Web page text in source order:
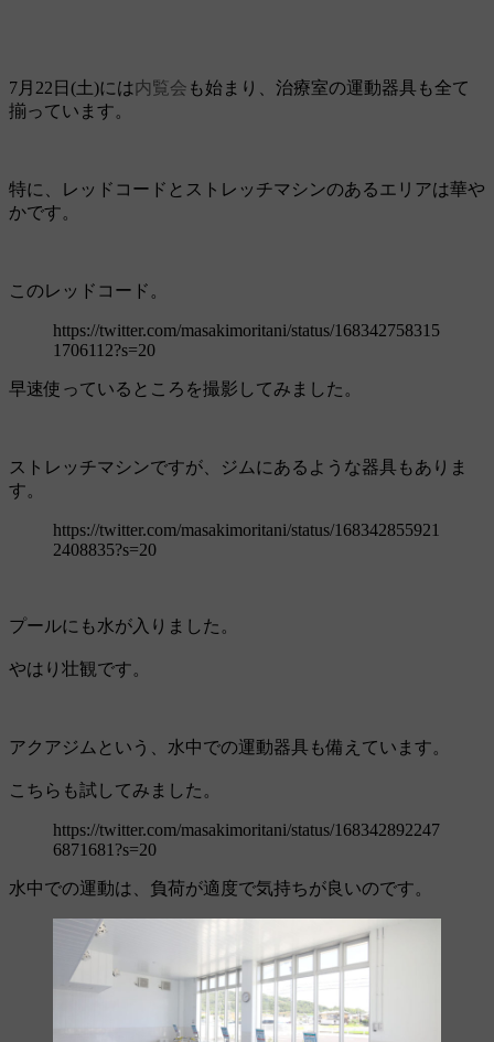
7月22日(土)には内覧会 も始まり、治療室の運動器具も全て
揃っています。
特に、レッドコードとストレッチマシンのあるエリアは華や
かです。
このレッドコード。
https://twitter.com/masakimoritani/status/168342758315
1706112?s=20
早速使っているところを撮影してみました。
ストレッチマシンですが、ジムにあるような器具もありま
す。
https://twitter.com/masakimoritani/status/168342855921
2408835?s=20
プールにも水が入りました。
やはり壮観です。
アクアジムという、水中での運動器具も備えています。
こちらも試してみました。
https://twitter.com/masakimoritani/status/168342892247
6871681?s=20
水中での運動は、負荷が適度で気持ちが良いのです。